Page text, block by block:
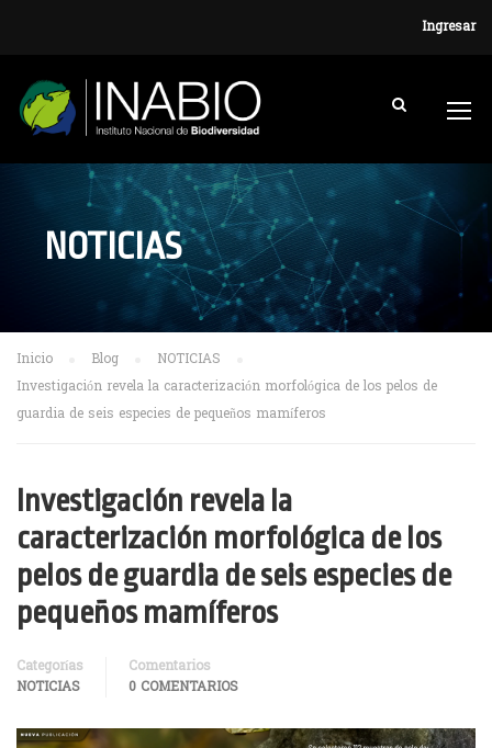
Ingresar
NOTICIAS
Inicio Blog
NOTICIAS
Investigación revela la caracterización morfológica de los pelos de
guardia de seis especies de pequeños mamíferos
Investigación revela la
caracterización morfológica de los
pelos de guardia de seis especies de
pequeños mamíferos
Categorías
NOTICIAS
Comentarios
0 COMENTARIOS